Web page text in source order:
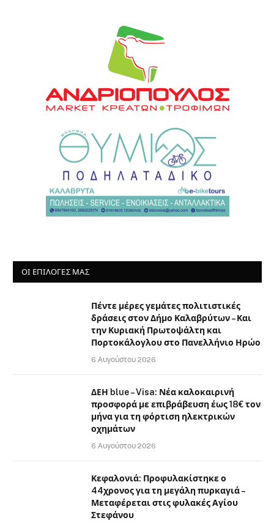
ΟΙ ΕΠΙΛΟΓΈΣ ΜΑΣ
Πέντε μέρες γεμάτες πολιτιστικές
δράσεις στον Δήμο Καλαβρύτων – Και
την Κυριακή Πρωτοψάλτη και
Πορτοκάλογλου στο Πανελλήνιο Ηρώο
6 Αυγούστου 2026
ΔΕΗ blue – Visa: Νέα καλοκαιρινή
προσφορά με επιβράβευση έως 18€ τον
μήνα για τη φόρτιση ηλεκτρικών
οχημάτων
6 Αυγούστου 2026
Κεφαλονιά: Προφυλακίστηκε ο
44χρονος για τη μεγάλη πυρκαγιά –
Μεταφέρεται στις φυλακές Αγίου
Στεφάνου